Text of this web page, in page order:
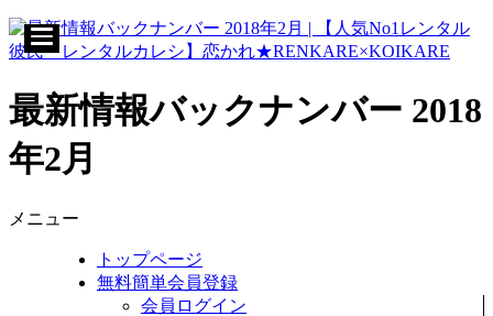
最新情報バックナンバー 2018
年2月
メニュー
トップページ
無料簡単会員登録
会員ログイン